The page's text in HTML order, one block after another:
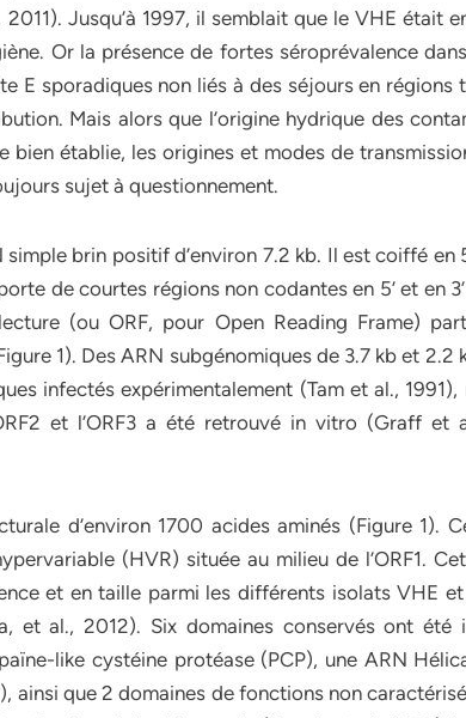
Jusqu’à 1997, il semblait que le VHE était
Or la présence de fortes séroprévalence
E sporadiques non liés à des séjours en régions
Mais alors que l’origine hydrique des
bien établie, les origines et modes de
sujet à questionnement.
brin positif d’environ 7.2 kb. Il est coiffé en
de courtes régions non codantes en 5’ et en
(ou ORF, pour Open Reading Frame)
1). Des ARN subgénomiques de 3.7 kb et 2.2
infectés expérimentalement (Tam et al., 1991),
et l’ORF3 a été retrouvé in vitro (Graff et
d’environ 1700 acides aminés (Figure 1).
(HVR) située au milieu de l’ORF1.
et en taille parmi les différents isolats VHE
et al., 2012). Six domaines conservés ont été
like cystéine protéase (PCP), une ARN
ainsi que 2 domaines de fonctions non